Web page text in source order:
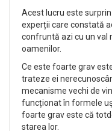
Acest lucru este
experții care constată
confruntă azi cu un val
oamenilor.
Ce este foarte grav
trateze ei
mecanisme vechi de
funcționat în formele
foarte grav este că
starea lor.